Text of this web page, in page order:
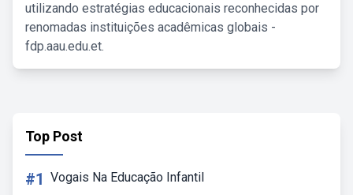
utilizando estratégias educacionais reconhecidas por
renomadas instituições acadêmicas globais -
fdp.aau.edu.et.
Top Post
#1 Vogais Na Educação Infantil